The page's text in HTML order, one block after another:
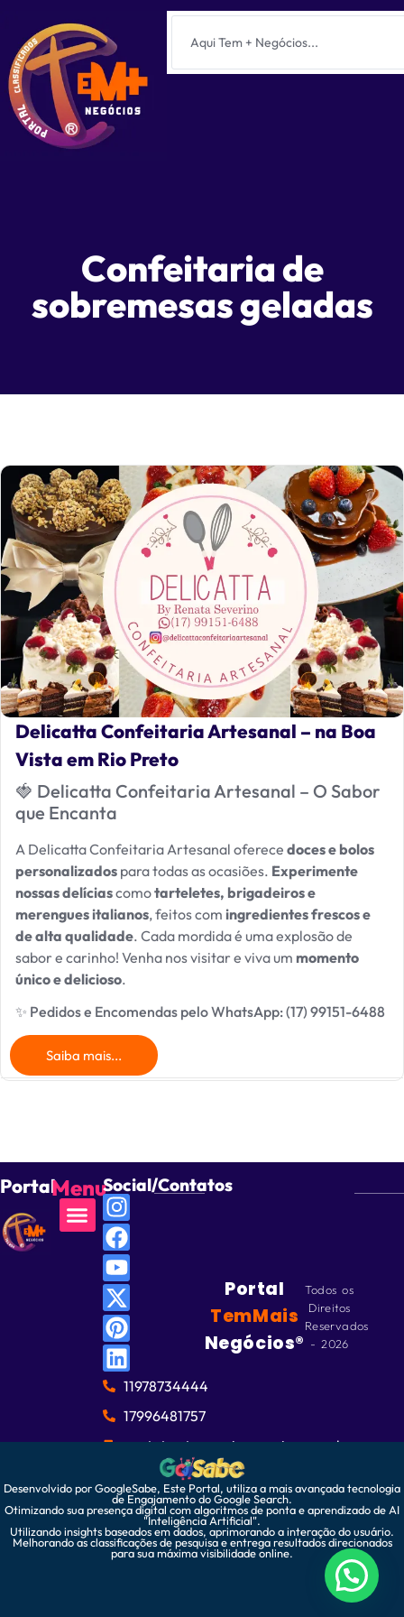
Confeitaria de
sobremesas geladas
Delicatta Confeitaria Artesanal – na Boa
Vista em Rio Preto
🍓 Delicatta Confeitaria Artesanal – O Sabor
que Encanta
A Delicatta Confeitaria Artesanal oferece doces e bolos
personalizados para todas as ocasiões. Experimente
nossas delíciascomotarteletes, brigadeiros e
merengues italianos, feitos com ingredientes frescos e
de alta qualidade. Cada mordida é uma explosão de
sabor e carinho! Venha nos visitar e viva um momento
único e delicioso.
✨ Pedidos e Encomendas pelo WhatsApp: (17) 99151-6488
Saiba mais...
PortalMenuSocial/Contatos
11978734444
17996481757
contato@temmaisnegocios.com.br
Portal
TemMais
Negócios®
Todos os
Direitos
Reservados
- 2026
Desenvolvido por GoogleSabe, Este Portal, utiliza a mais avançada tecnologia
de Engajamento do Google Search.
Otimizando sua presença digital com algoritmos de ponta e aprendizado de AI
"Inteligência Artificial".
Utilizando insights baseados em dados, aprimorando a interação do usuário.
Melhorando as classificações de pesquisa e entrega resultados direcionados
para sua máxima visibilidade online.